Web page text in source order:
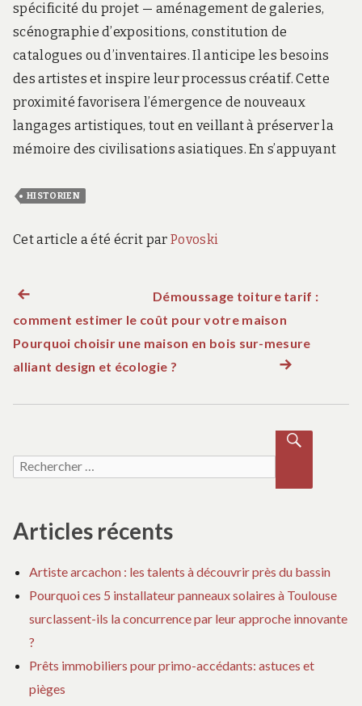
spécificité du projet — aménagement de galeries,
scénographie d’expositions, constitution de
catalogues ou d’inventaires. Il anticipe les besoins
des artistes et inspire leur processus créatif. Cette
proximité favorisera l’émergence de nouveaux
langages artistiques, tout en veillant à préserver la
mémoire des civilisations asiatiques. En s’appuyant
HISTORIEN
Cet article a été écrit par Povoski
N
a
g
i
n
Démoussage toiture tarif :
comment estimer le coût pour votre maison
Pourquoi choisir une maison en bois sur-mesure
alliant design et écologie ?Article suivant :
Articles récents
Artiste arcachon : les talents à découvrir près du bassin
Pourquoi ces 5 installateur panneaux solaires à Toulouse
surclassent-ils la concurrence par leur approche innovante
?
Prêts immobiliers pour primo-accédants: astuces et
pièges